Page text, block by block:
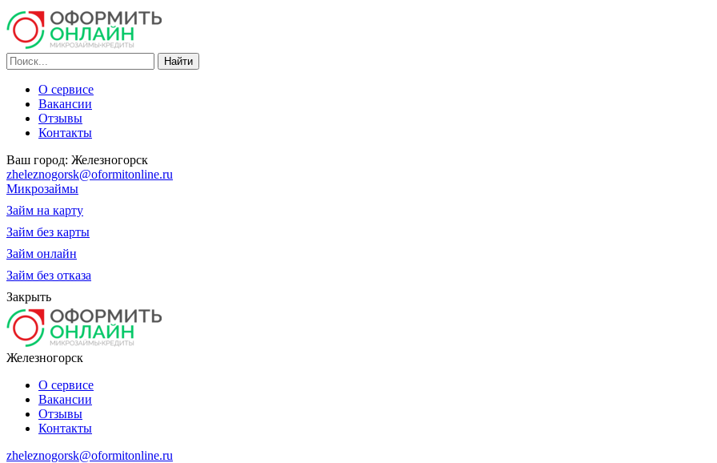
О сервисе
Вакансии
Отзывы
Контакты
Ваш город: Железногорск
zheleznogorsk@oformitonline.ru
Микрозаймы
Займ на карту
Займ без карты
Займ онлайн
Займ без отказа
Закрыть
Железногорск
О сервисе
Вакансии
Отзывы
Контакты
zheleznogorsk@oformitonline.ru